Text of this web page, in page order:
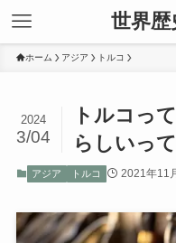
世界
ホーム アジア トルコ
トルコっ
らしいっ
2024
3/04
アジア トルコ 2021年11